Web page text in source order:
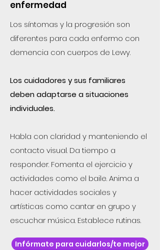
enfermedad
Los síntomas y la progresión son
diferentes para cada enfermo con
demencia con cuerpos de Lewy.
Los cuidadores y sus familiares
deben adaptarse a situaciones
individuales.
Habla con claridad y manteniendo el
contacto visual. Da tiempo a
responder. Fomenta el ejercicio y
actividades como el baile. Anima a
hacer actividades sociales y
artísticas como cantar en grupo y
escuchar música. Establece rutinas.
Infórmate para cuidarlos/te mejor